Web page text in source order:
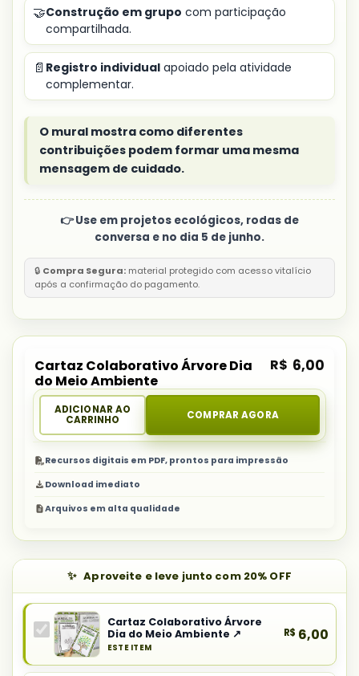
🤝Construção em grupo com participação
compartilhada.
📄 Registro individual apoiado pela atividade
complementar.
O mural mostra como diferentes
contribuições podem formar uma mesma
mensagem de cuidado.
👉 Use em projetos ecológicos, rodas de
conversa e no dia 5 de junho.
🔒 Compra Segura: material protegido com acesso vitalício
após a confirmação do pagamento.
Cartaz Colaborativo Árvore Dia
do Meio Ambiente
R$ 6,00
ADICIONAR AO
CARRINHO
COMPRAR AGORA
Recursos digitais em PDF, prontos para impressão
Download imediato
Arquivos em alta qualidade
Aproveite e leve junto com 20% OFF
Produto
Cartaz Colaborativo Árvore
Dia do Meio Ambiente ↗
ESTE ITEM
R$ 6,00